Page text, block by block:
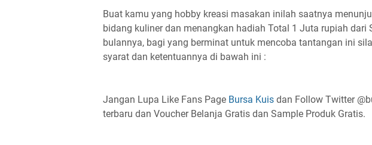
Buat kamu yang hobby kreasi masakan inilah saatnya
bidang kuliner dan menangkan hadiah Total 1 Juta rupiah dari
bulannya, bagi yang berminat untuk mencoba tantangan ini
syarat dan ketentuannya di bawah ini :
Jangan Lupa Like Fans Page Bursa Kuis dan Follow Twitter
terbaru dan Voucher Belanja Gratis dan Sample Produk Gratis.